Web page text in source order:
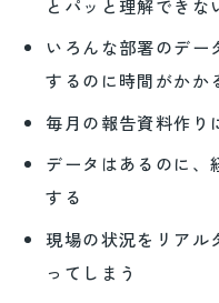
とパッと理解できな
いろんな部署のデー
するのに時間がかか
毎月の報告資料作り
データはあるのに、
する
現場の状況をリアル
ってしまう